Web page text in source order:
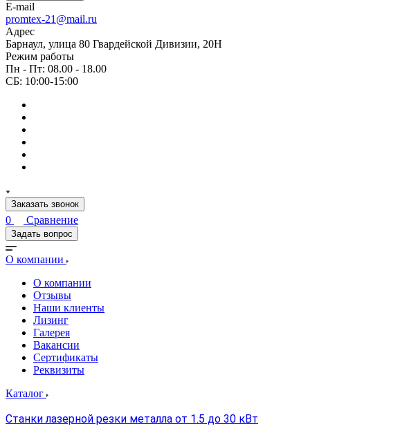
E-mail
promtex-21@mail.ru
Адрес
Барнаул, улица 80 Гвардейской Дивизии, 20Н
Режим работы
Пн - Пт: 08.00 - 18.00
СБ: 10:00-15:00
Заказать звонок
0 Сравнение
Задать вопрос
О компании
О компании
Отзывы
Наши клиенты
Лизинг
Галерея
Вакансии
Сертификаты
Реквизиты
Каталог
Станки лазерной резки металла от 1.5 до 30 кВт